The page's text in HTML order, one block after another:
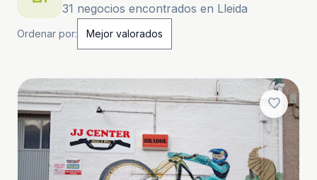
31 negocios encontrados en Lleida
Ordenar por:
favorite